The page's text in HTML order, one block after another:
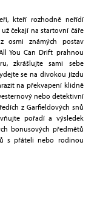
kteří rozhodně neřídí
čekají na startovní čáře
osmi známých postav
You Can Drift prahnou
zkrášlujte sami sebe
se na divokou jízdu
na překvapení klidně
nebo detektivní
z Garfieldových snů
pořadí a výsledek
bonusových předmětů
s přáteli nebo rodinou